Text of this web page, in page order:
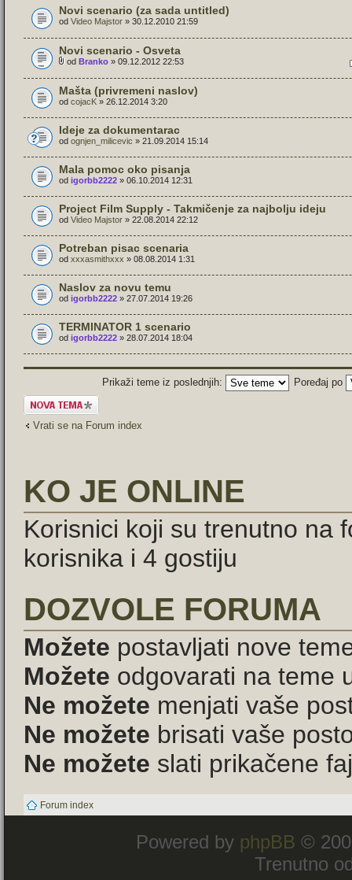
Novi scenario (za sada untitled)
od Video Majstor » 30.12.2010 21:59
Novi scenario - Osveta
od Branko » 09.12.2012 22:53
Mašta (privremeni naslov)
od cojacK » 26.12.2014 3:20
Ideje za dokumentarac
od ognjen_milicevic » 21.09.2014 15:14
Mala pomoc oko pisanja
od igorbb2222 » 06.10.2014 12:31
Project Film Supply - Takmičenje za najbolju ideju
od Video Majstor » 22.08.2014 22:12
Potreban pisac scenaria
od xxxasmithxxx » 08.08.2014 1:31
Naslov za novu temu
od igorbb2222 » 27.07.2014 19:26
TERMINATOR 1 scenario
od igorbb2222 » 28.07.2014 18:04
Prikaži teme iz poslednjih:
Poređaj po
Započni novu
temu
Vrati se na Forum index
KO JE ONLINE
Korisnici koji su trenutno na
korisnika i 4 gostiju
DOZVOLE FORUMA
Možete postavljati nove
Možete odgovarati na teme
Ne možete menjati vaše
Ne možete brisati vaše
Ne možete slati prikačene
Forum index
Powered by phpBB ©
Trenutno